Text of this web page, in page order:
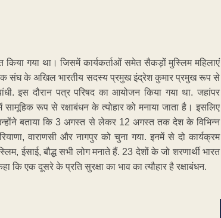
किया गया था। जिसमें कार्यकर्ताओं समेत सैकड़ों मुस्लिम महिलाएं
संघ के अखिल भारतीय सदस्य प्रमुख इंद्रेश कुमार प्रमुख रूप से
इस दौरान पत्र परिषद का आयोजन किया गया था. जहांपर
सामूहिक रूप से रक्षाबंधन के त्योहार को मनाया जाता है। इसलिए
उन्होंने बताया कि 3 अगस्त से लेकर 12 अगस्त तक देश के विभिन्न
वाराणसी और नागपुर को चुना गया. इनमें से दो कार्यक्रम
ईसाई, बौद्ध सभी लोग मनाते हैं. 23 देशों के जो शरणार्थी भारत
कि एक दूसरे के प्रति सुरक्षा का भाव का त्यौहार है रक्षाबंधन.